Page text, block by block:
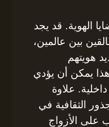
الهوية. قد يجد
بين عالمين،
هويتهم
يمكن أن يؤدي
علاوة
الثقافية في
على الأزواج